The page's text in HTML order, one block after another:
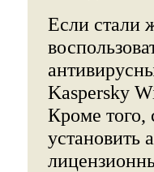
Если стали
Kaspersky
Кроме того,
установить